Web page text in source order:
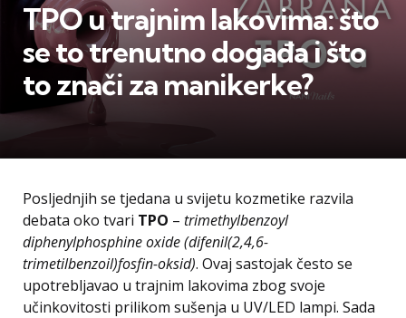
TPO u trajnim lakovima: što
se to trenutno događa i što
to znači za manikerke?
Posljednjih se tjedana u svijetu kozmetike razvila
debata oko tvari TPO – trimethylbenzoyl
diphenylphosphine oxide (difenil(2,4,6-
trimetilbenzoil)fosfin-oksid). Ovaj sastojak često se
upotrebljavao u trajnim lakovima zbog svoje
učinkovitosti prilikom sušenja u UV/LED lampi. Sada